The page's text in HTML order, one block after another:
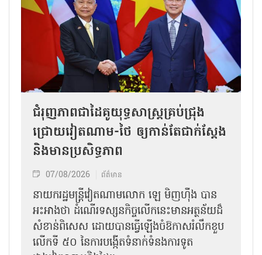
ជំរុញភាពជាដៃគូយុទ្ធសាស្ត្រគ្រប់ជ្រុង
ជ្រោយវៀតណាម-ថៃ ឲ្យកាន់តែជាក់ស្ដែង
និងមានប្រសិទ្ធភាព
07/08/2026 ព័ត៌មាន
នាយករដ្ឋមន្ត្រីវៀតណាមលោក ឡេ មិញហ៊ឹង បាន
អះអាងថា ដំណើរទស្សនកិច្ចលើកនេះមានអត្ថន័យដ៏
សំខាន់ពិសេស ដោយបានធ្វើឡើងចំឱកាសរំលឹកខួប
លើកទី ៥០ នៃការបង្កើតទំនាក់ទំនងការទូត